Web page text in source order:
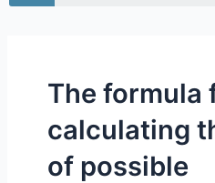
The formula
calculating
of possible